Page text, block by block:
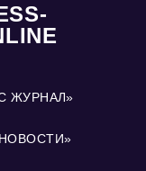
ЖУРНАЛ»